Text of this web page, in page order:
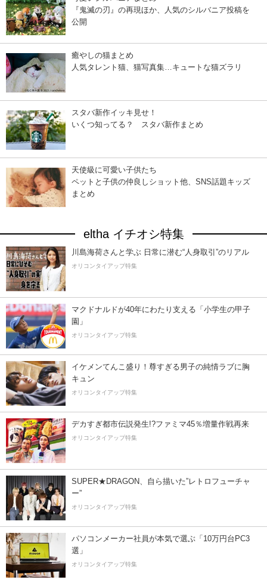
『鬼滅の刃』の再現ほか、人気のシルバニア投稿を
公開
癒やしの猫まとめ
人気タレント猫、猫写真集…キュートな猫ズラリ
スタバ新作イッキ見せ！
いくつ知ってる？ スタバ新作まとめ
天使級に可愛い子供たち
ペットと子供の仲良しショット他、SNS話題キッズ
まとめ
eltha イチオシ特集
川島海荷さんと学ぶ 日常に潜む“人身取引”のリアル
オリコンタイアップ特集
マクドナルドが40年にわたり支える「小学生の甲子
園」
オリコンタイアップ特集
イケメンてんこ盛り！尊すぎる男子の純情ラブに胸
キュン
オリコンタイアップ特集
デカすぎ都市伝説発生!?ファミマ45％増量作戦再来
オリコンタイアップ特集
SUPER★DRAGON、自ら描いた”レトロフューチャ
ー”
オリコンタイアップ特集
パソコンメーカー社員が本気で選ぶ「10万円台PC3
選」
オリコンタイアップ特集